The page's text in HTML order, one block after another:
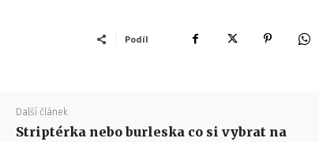
Podíl
Další článek
Striptérka nebo burleska co si vybrat na